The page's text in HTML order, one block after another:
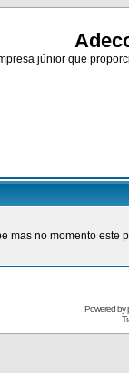
júnior que
mas no momento este
Powered by